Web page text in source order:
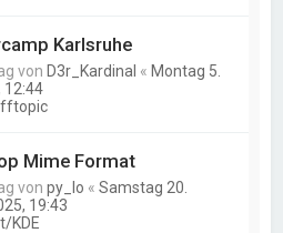
Karlsruhe
von D3r_Kardinal « Montag 5.
12:44
Mime Format
vonpy_lo «Samstag 20.
19:43
KDE